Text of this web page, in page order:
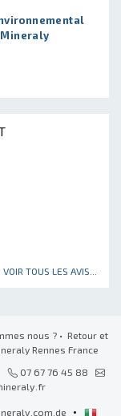
VOIR TOUS LES AVIS...
nous ? • Retour et
Rennes France
07 67 76 45 88
•